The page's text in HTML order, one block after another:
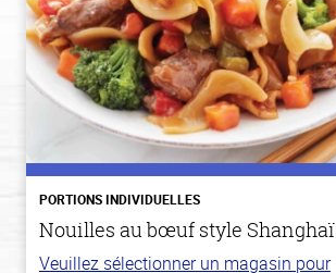
PORTIONS INDIVIDUELLES
Nouilles au bœuf style Shanghaï
Veuillez sélectionner un magasin pour